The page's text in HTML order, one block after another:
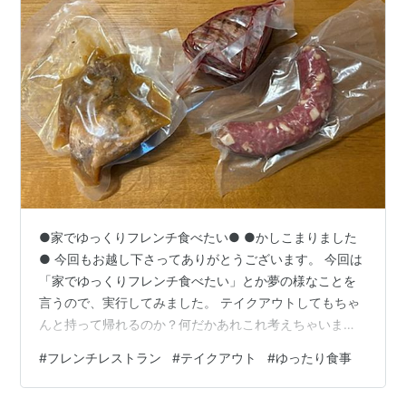
●家でゆっくりフレンチ食べたい● ●かしこまりました
● 今回もお越し下さってありがとうございます。 今回は
「家でゆっくりフレンチ食べたい」とか夢の様なことを
言うので、実行してみました。 テイクアウトしてもちゃ
んと持って帰れるのか？何だかあれこれ考えちゃいます
トしやすいですね。 ピクルスまで付いてるのは嬉しいで
す！ 真空パックって便利ですね。 ●自家製ソーセージ フ
#フレンチレストラン #テイクアウト #ゆったり食事